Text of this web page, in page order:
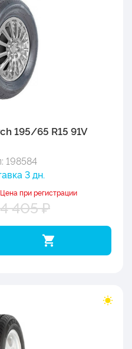
195/65 R15 91V
198584
3 дн.
Цена при регистрации
4 405 ₽